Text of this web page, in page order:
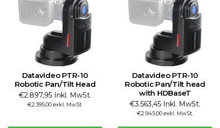
Datavideo PTR-10
Robotic Pan/Tilt Head
€2.897,95 Inkl. MwSt.
€2.395,00 exkl. MwSt.
Datavideo PTR-10
Robotic Pan/Tilt head
with HDBaseT
€3.563,45 Inkl. MwSt.
€2.945,00 exkl. MwSt.